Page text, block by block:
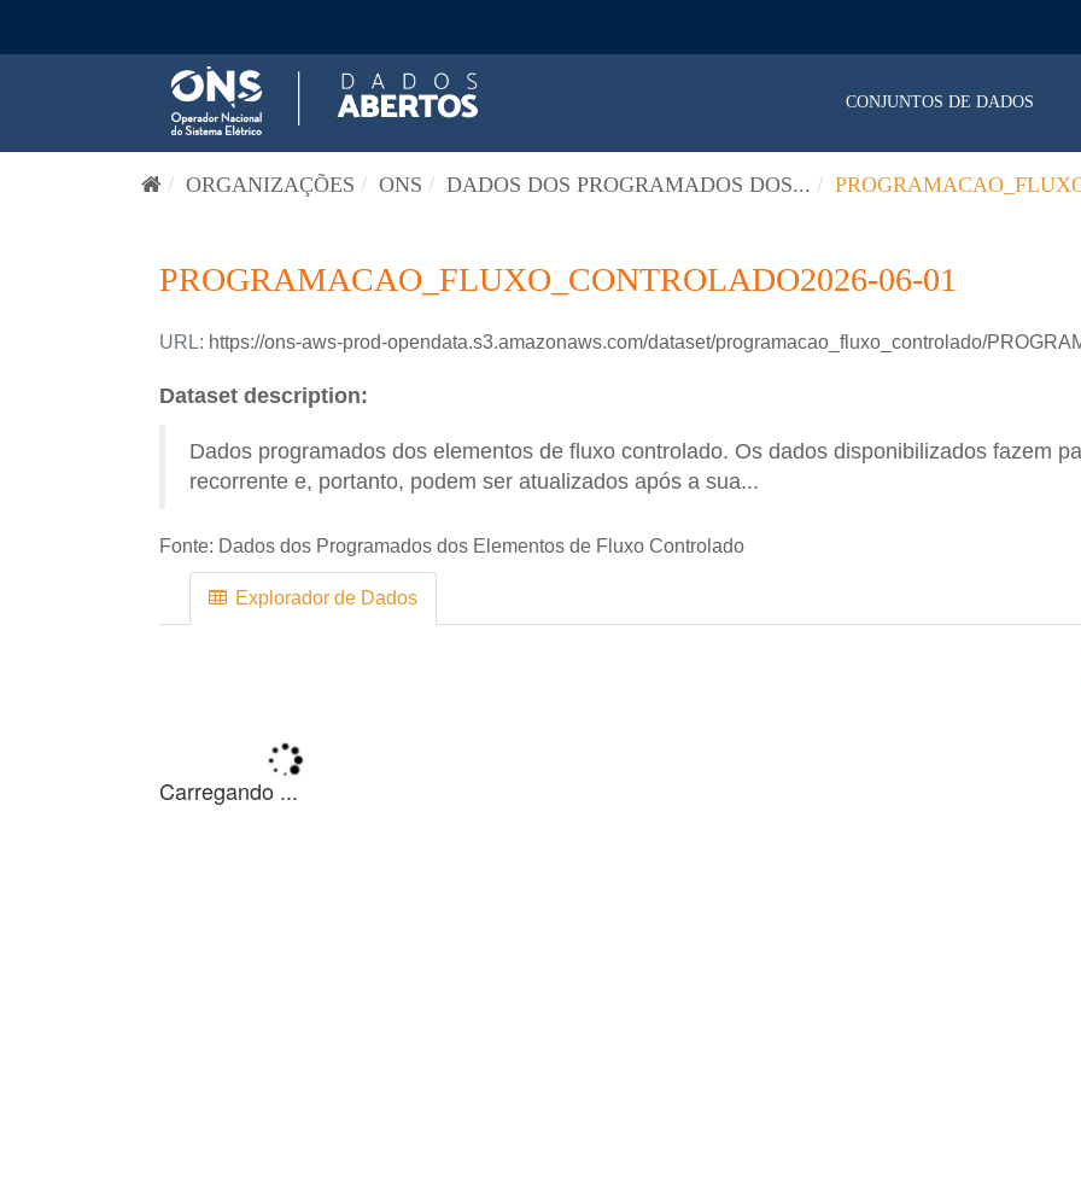
CONJUNTOS DE DADOS
ORGANIZAÇÕES ONS DADOS DOS PROGRAMADOS DOS...
PROGRAMACAO_FLUXO_CONTROLADO2026-06-01
URL: https://ons-aws-prod-opendata.s3.amazonaws.com/dataset/programacao_fluxo_controlado/
Dataset description:
Dados programados dos elementos de fluxo controlado. Os dados disponibilizados fazem
recorrente e, portanto, podem ser atualizados após a sua...
Fonte: Dados dos Programados dos Elementos de Fluxo Controlado
Explorador de Dados